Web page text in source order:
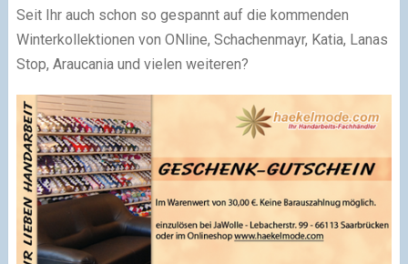
Seit Ihr auch schon so gespannt auf die kommenden
Winterkollektionen von ONline, Schachenmayr, Katia, Lanas
Stop, Araucania und vielen weiteren?